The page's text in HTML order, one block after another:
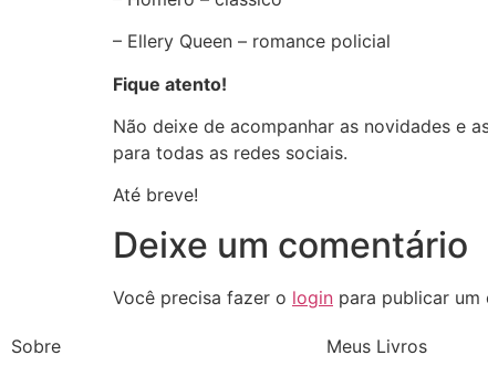
– Ellery Queen – romance policial
Fique atento!
Não deixe de acompanhar as novidades e
para todas as redes sociais.
Até breve!
Deixe um comentário
Você precisa fazer o login para publicar um
Sobre
Meus Livros